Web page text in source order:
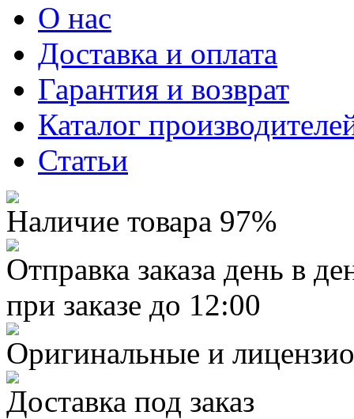
О нас
Доставка и оплата
Гарантия и возврат
Каталог
Статьи
Наличие товара 97%
Отправка заказа день в
при заказе до 12:00
Оригинальные и
Доставка под заказ